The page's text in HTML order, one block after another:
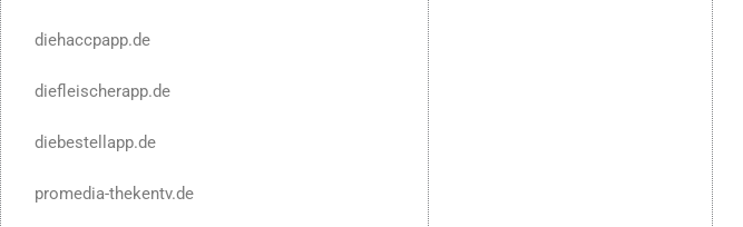
diehaccpapp.de
diefleischerapp.de
diebestellapp.de
promedia-thekentv.de